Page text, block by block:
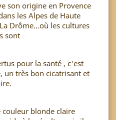
son origine en Provence
les Alpes de Haute
Drôme...où les cultures
sont
pour la santé , c'est
un très bon cicatrisant et
blonde claire